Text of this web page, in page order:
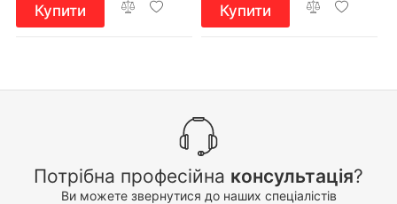
Купити Купити
Потрібна професійна консультація?
Ви можете звернутися до наших спеціалістів